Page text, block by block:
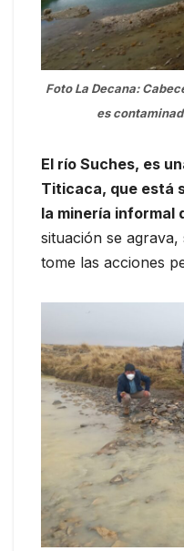
Foto La Decana:
es
El río Suches, es
Titicaca, que está
la minería informal
situación se
tome las acciones